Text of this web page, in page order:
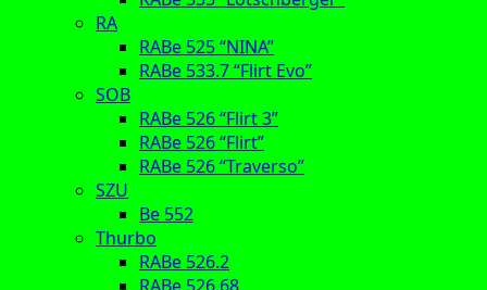
RA
RABe 525 “NINA”
RABe 533.7 “Flirt Evo”
SOB
RABe 526 “Flirt 3”
RABe 526 “Flirt”
RABe 526 “Traverso”
SZU
Be 552
Thurbo
RABe 526.2